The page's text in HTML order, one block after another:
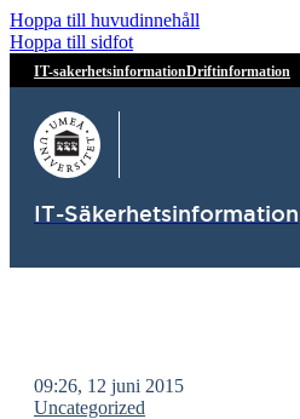
Hoppa till huvudinnehåll
Hoppa till sidfot
IT-sakerhetsinformationDriftinformation
IT-Säkerhetsinformation
09:26, 12 juni 2015
Uncategorized